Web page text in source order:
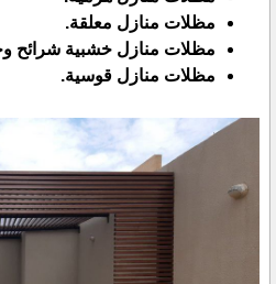
مظلات منازل معلقة.
مظلات منازل خشبية شرائح
مظلات منازل قوسية.